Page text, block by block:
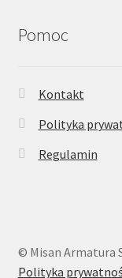
Pomoc
Kontakt
Polityka
Regulamin
© Misan Armatura
Polityka